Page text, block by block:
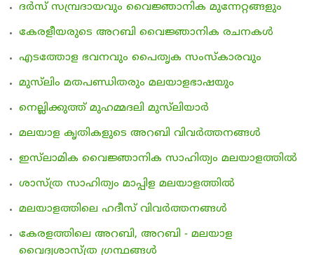
ദര്‍സ് സമ്പ്രദായവും വൈജ്ഞാനിക മുന്നേറ്റങ്ങളും
കേരളീയരുടെ അറബി വൈജ്ഞാനിക രചനകള്‍
എടത്തോള ഭവനവും പൈതൃക സംസ്‌കാരവും
മുസ്‌ലിം മതപണ്ഡിതരും മലയാളഭാഷയും
നെല്ലിക്കുത്ത് മുഹമ്മദലി മുസ്‌ലിയാര്‍
മലയാള കൃതികളുടെ അറബി വിവര്‍ത്തനങ്ങള്‍
ഇസ്‌ലാമിക വൈജ്ഞാനിക സാഹിത്യം മലയാളത്തില്‍
ശാസ്ത്ര സാഹിത്യം മാപ്പിള മലയാളത്തില്‍
മലയാളത്തിലെ ഹദീസ് വിവര്‍ത്തനങ്ങള്‍
കേരളത്തിലെ അറബി, അറബി - മലയാള
വൈദ്യശാസ്ത്ര ഗ്രന്ഥങ്ങള്‍